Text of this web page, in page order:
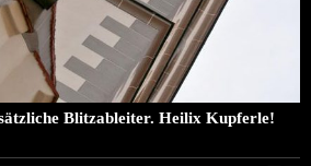
Blitzableiter. Heilix Kupferle!